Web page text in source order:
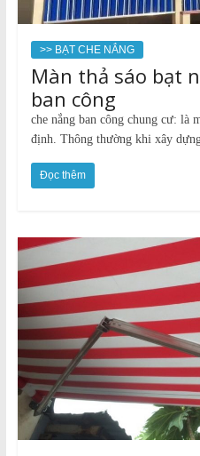
>> BẠT CHE NẮNG
Màn thả sáo bạt
ban công
che nắng ban công chung cư: là
định. Thông thường khi xây
Đọc thêm